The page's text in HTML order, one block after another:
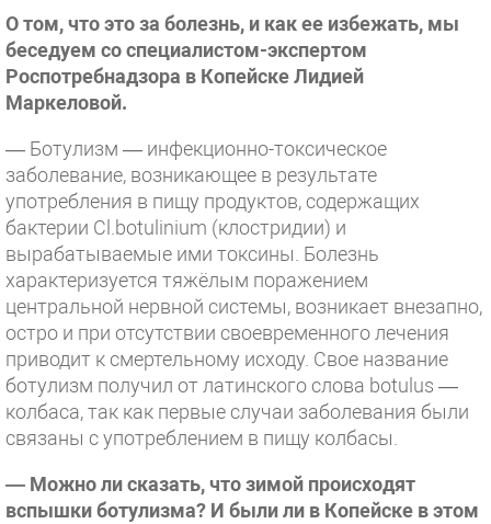
О том, что это за болезнь, и как ее избежать, мы
беседуем со специалистом-экспертом
Роспотребнадзора в Копейске Лидией
Маркеловой.
— Ботулизм — инфекционно-токсическое
заболевание, возникающее в результате
употребления в пищу продуктов, содержащих
бактерии Cl.botulinium (клостридии) и
вырабатываемые ими токсины. Болезнь
характеризуется тяжёлым поражением
центральной нервной системы, возникает внезапно,
остро и при отсутствии своевременного лечения
приводит к смертельному исходу. Свое название
ботулизм получил от латинского слова botulus —
колбаса, так как первые случаи заболевания были
связаны с употреблением в пищу колбасы.
— Можно ли сказать, что зимой происходят
вспышки ботулизма? И были ли в Копейске в этом